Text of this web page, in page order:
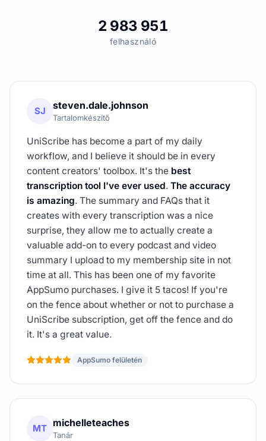
2 983 951
felhasználó
SJ steven.dale.johnson
Tartalomkészítő
UniScribe has become a part of my daily
workflow, and I believe it should be in every
content creators' toolbox. It's the best
transcription tool I've ever used. The accuracy
is amazing. The summary and FAQs that it
creates with every transcription was a nice
surprise, they allow me to actually create a
valuable add-on to every podcast and video
summary I upload to my membership site in not
time at all. This has been one of my favorite
AppSumo purchases. I give it 5 tacos! If you're
on the fence about whether or not to purchase a
UniScribe subscription, get off the fence and do
it. It's a great value.
AppSumo felületén
MT michelleteaches
Tanár